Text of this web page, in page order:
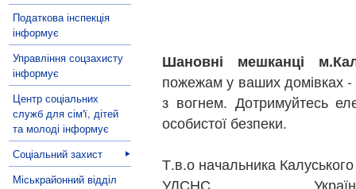
Податкова інспекція
інформує
Управління соцзахисту
інформує
Центр соціальних
служб для сім'ї, дітей
та молоді інформує
Соціальний захист
Міськрайонний відділ
Шановні мешканці
пожежам у ваших домівках -
з вогнем. Дотримуйтесь
особистої безпеки.
Т.в.о начальника
УДСНС